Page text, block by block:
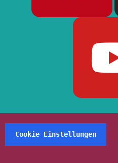
Cookie Einstellungen